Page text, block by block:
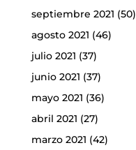
septiembre 2021 (50)
agosto 2021 (46)
julio 2021 (37)
junio 2021 (37)
mayo 2021 (36)
abril 2021 (27)
marzo 2021 (42)